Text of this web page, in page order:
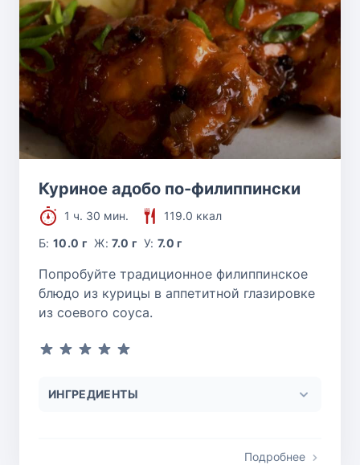
Куриное адобо по-филиппински
1 ч. 30 мин.
119.0 ккал
Б:10.0 г Ж:7.0 г У:7.0 г
Попробуйте традиционное филиппинское
блюдо из курицы в аппетитной глазировке
из соевого соуса.
ИНГРЕДИЕНТЫ
Подробнее